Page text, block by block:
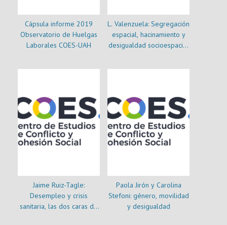
Cápsula informe 2019
Observatorio de Huelgas
Laborales COES-UAH
L. Valenzuela: Segregación
espacial, hacinamiento y
desigualdad socioespacial
Jaime Ruiz-Tagle:
Desempleo y crisis
sanitaria, las dos caras de
Paola Jirón y Carolina
Stefoni: género, movilidad
y desigualdad